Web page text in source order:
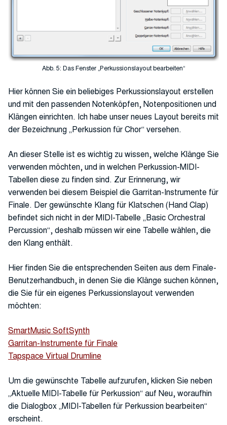
Abb. 5: Das Fenster „Perkussionslayout bearbeiten“
Hier können Sie ein beliebiges Perkussionslayout erstellen
und mit den passenden Notenköpfen, Notenpositionen und
Klängen einrichten. Ich habe unser neues Layout bereits mit
der Bezeichnung „Perkussion für Chor“ versehen.
An dieser Stelle ist es wichtig zu wissen, welche Klänge Sie
verwenden möchten, und in welchen Perkussion-MIDI-
Tabellen diese zu finden sind. Zur Erinnerung, wir
verwenden bei diesem Beispiel die Garritan-Instrumente für
Finale. Der gewünschte Klang für Klatschen (Hand Clap)
befindet sich nicht in der MIDI-Tabelle „Basic Orchestral
Percussion“, deshalb müssen wir eine Tabelle wählen, die
den Klang enthält.
Hier finden Sie die entsprechenden Seiten aus dem Finale-
Benutzerhandbuch, in denen Sie die Klänge suchen können,
die Sie für ein eigenes Perkussionslayout verwenden
möchten:
SmartMusic SoftSynth
Garritan-Instrumente für Finale
Tapspace Virtual Drumline
Um die gewünschte Tabelle aufzurufen, klicken Sie neben
„Aktuelle MIDI-Tabelle für Perkussion“ auf Neu, woraufhin
die Dialogbox „MIDI-Tabellen für Perkussion bearbeiten“
erscheint.